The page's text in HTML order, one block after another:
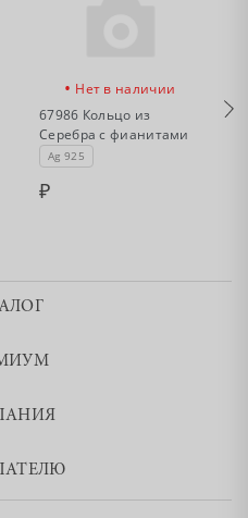
• Нет в наличии
67986 Кольцо из
Серебра с фианитами
Ag 925